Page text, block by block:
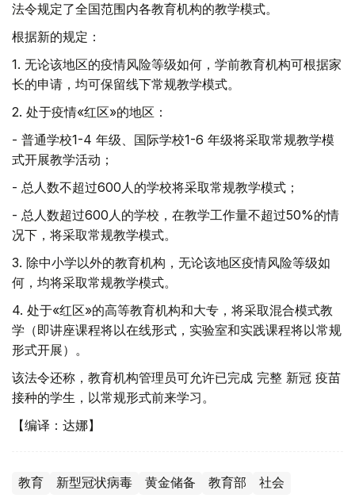
法令规定了全国范围内各教育机构的教学模式。
根据新的规定：
1. 无论该地区的疫情风险等级如何，学前教育机构可根据家
长的申请，均可保留线下常规教学模式。
2. 处于疫情«红区»的地区：
- 普通学校1-4 年级、国际学校1-6 年级将采取常规教学模
式开展教学活动；
- 总人数不超过600人的学校将采取常规教学模式；
- 总人数超过600人的学校，在教学工作量不超过50%的情
况下，将采取常规教学模式。
3. 除中小学以外的教育机构，无论该地区疫情风险等级如
何，均将采取常规教学模式。
4. 处于«红区»的高等教育机构和大专，将采取混合模式教
学（即讲座课程将以在线形式，实验室和实践课程将以常规
形式开展）。
该法令还称，教育机构管理员可允许已完成 完整 新冠 疫苗
接种的学生，以常规形式前来学习。
【编译：达娜】
教育 新型冠状病毒 黄金储备 教育部 社会